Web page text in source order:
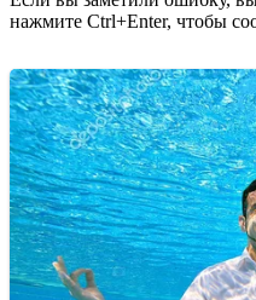
нажмите Ctrl+Enter, чтобы